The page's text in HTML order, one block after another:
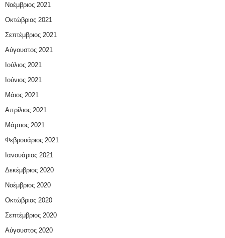
Νοέμβριος 2021
Οκτώβριος 2021
Σεπτέμβριος 2021
Αύγουστος 2021
Ιούλιος 2021
Ιούνιος 2021
Μάιος 2021
Απρίλιος 2021
Μάρτιος 2021
Φεβρουάριος 2021
Ιανουάριος 2021
Δεκέμβριος 2020
Νοέμβριος 2020
Οκτώβριος 2020
Σεπτέμβριος 2020
Αύγουστος 2020